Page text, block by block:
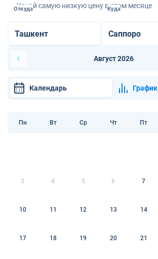
Узнай самую низкую цену в этом месяце
Откуда Куда
Август 2026
Календарь График
Пн Вт Ср Чт Пт
3 4 5 6 7
10 11 12 13 14
17 18 19 20 21